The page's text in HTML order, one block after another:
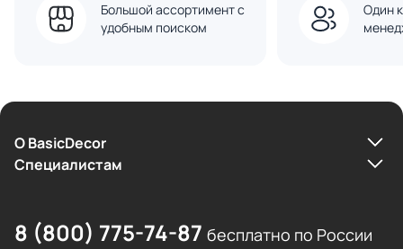
Большой ассортимент с
удобным поиском
Один
О BasicDecor
Cпециалистам
8 (800) 775-74-87 бесплатно по России